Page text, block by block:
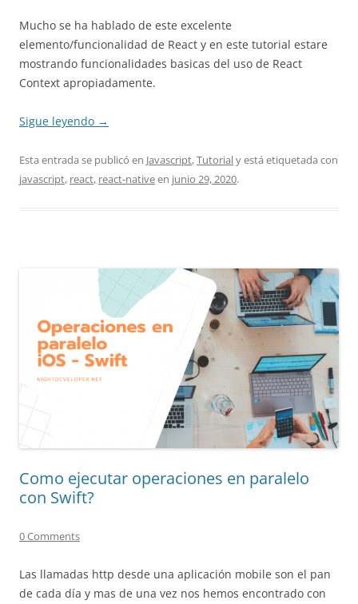
Mucho se ha hablado de este excelente
elemento/funcionalidad de React y en este tutorial estare
mostrando funcionalidades basicas del uso de React
Context apropiadamente.
Sigue leyendo →
Esta entrada se publicó en Javascript,Tutorialy está etiquetada con
javascript, react, react-nativeen junio 29, 2020.
Como ejecutar operaciones en paralelo
con Swift?
0 Comments
Las llamadas http desde una aplicación mobile son el pan
de cada día y mas de una vez nos hemos encontrado con